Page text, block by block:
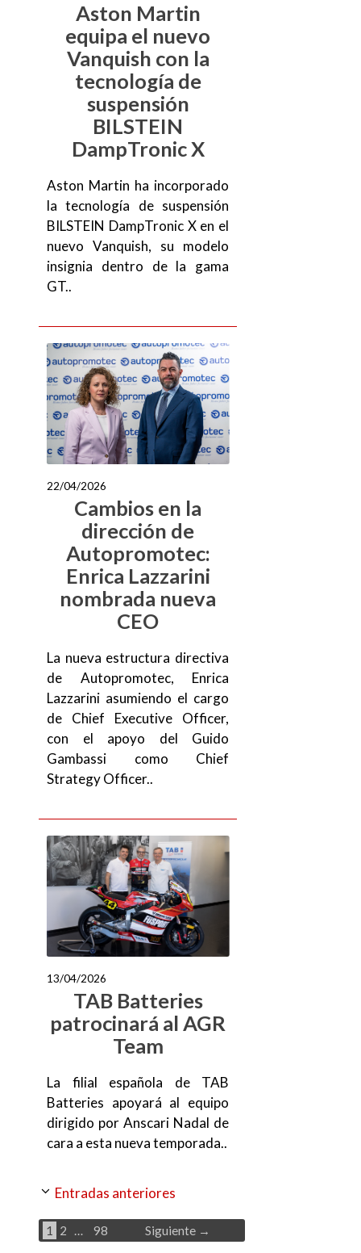
Aston Martin
equipa el nuevo
Vanquish con la
tecnología de
suspensión
BILSTEIN
DampTronic X
Aston Martin ha incorporado
la tecnología de suspensión
BILSTEIN DampTronic X en el
nuevo Vanquish, su modelo
insignia dentro de la gama
GT..
22/04/2026
Cambios en la
dirección de
Autopromotec:
Enrica Lazzarini
nombrada nueva
CEO
La nueva estructura directiva
de Autopromotec, Enrica
Lazzarini asumiendo el cargo
de Chief Executive Officer,
con el apoyo del Guido
Gambassi como Chief
Strategy Officer..
13/04/2026
TAB Batteries
patrocinará al AGR
Team
La filial española de TAB
Batteries apoyará al equipo
dirigido por Anscari Nadal de
cara a esta nueva temporada..
Entradas anteriores
Página
1 Página
2 … Página
98 Siguiente →